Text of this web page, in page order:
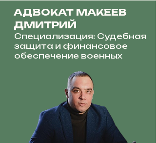
АДВОКАТ МАКЕЕВ
ДМИТРИЙ
Специализация: Судебная
защита и финансовое
обеспечение военных